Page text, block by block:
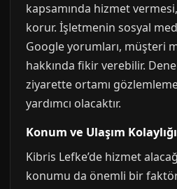
kapsamında hizmet
korur. İşletmenin sosyal
Google yorumları, müşteri
hakkında fikir verebilir.
ziyarette ortamı
yardımcı olacaktır.
Konum ve Ulaşım Kolaylığı
Kibris Lefke’de hizmet
konumu da önemli bir